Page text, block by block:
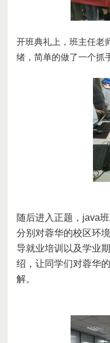
开班典礼上，班主任老
绪，简单的做了一个抓
随后进入 正题， java
分别对蓉华的校区环
导就业培训 以及学业
绍，让同学们对蓉华
解。